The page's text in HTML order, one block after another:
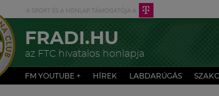
FRADI.HU
az FTC hivatalos honlapja
FM YOUTUBE + HÍREK LABDARÚGÁS